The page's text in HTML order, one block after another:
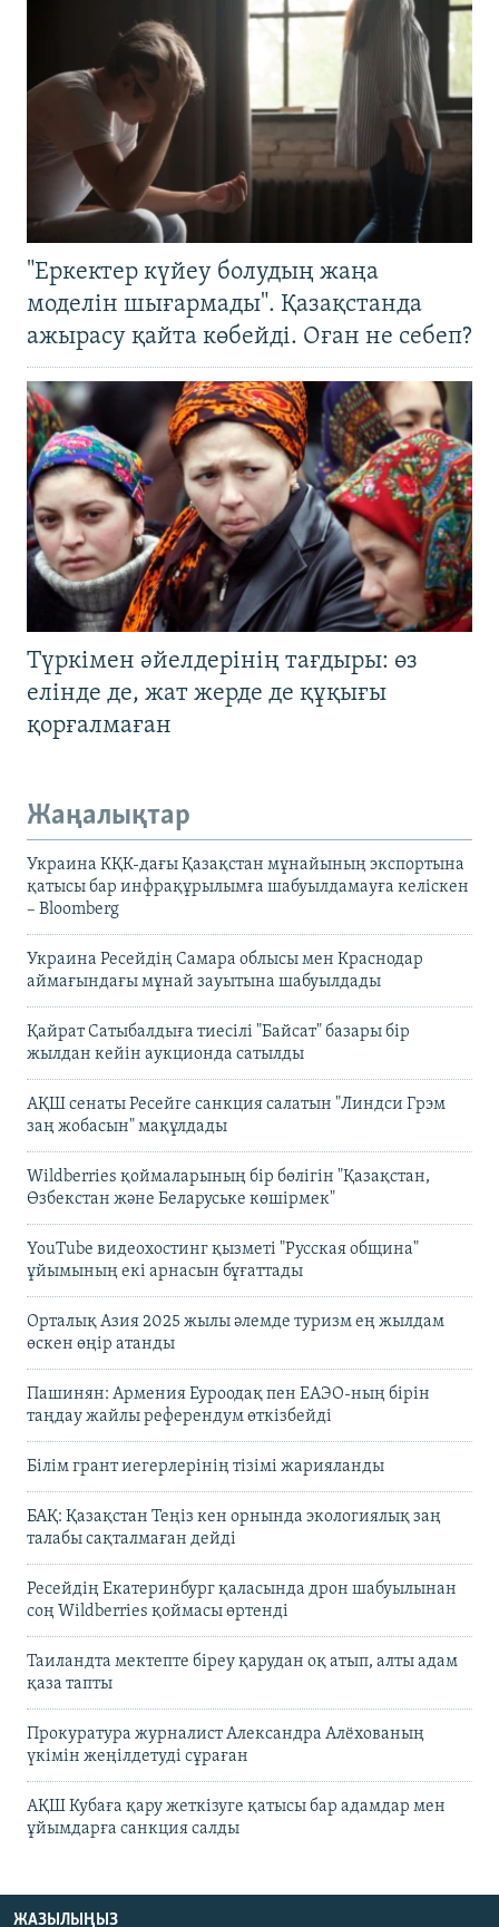
"Еркектер күйеу болудың жаңа
моделін шығармады". Қазақстанда
ажырасу қайта көбейді. Оған не себеп?
Түркімен әйелдерінің тағдыры: өз
елінде де, жат жерде де құқығы
қорғалмаған
Жаңалықтар
Украина КҚК-дағы Қазақстан мұнайының экспортына
қатысы бар инфрақұрылымға шабуылдамауға келіскен
– Bloomberg
Украина Ресейдің Самара облысы мен Краснодар
аймағындағы мұнай зауытына шабуылдады
Қайрат Сатыбалдыға тиесілі "Байсат" базары бір
жылдан кейін аукционда сатылды
АҚШ сенаты Ресейге санкция салатын "Линдси Грэм
заң жобасын" мақұлдады
Wildberries қоймаларының бір бөлігін "Қазақстан,
Өзбекстан және Беларуське көшірмек"
YouTube видеохостинг қызметі "Русская община"
ұйымының екі арнасын бұғаттады
Орталық Азия 2025 жылы әлемде туризм ең жылдам
өскен өңір атанды
Пашинян: Армения Еуроодақ пен ЕАЭО-ның бірін
таңдау жайлы референдум өткізбейді
Білім грант иегерлерінің тізімі жарияланды
БАҚ: Қазақстан Теңіз кен орнында экологиялық заң
талабы сақталмаған дейді
Ресейдің Екатеринбург қаласында дрон шабуылынан
соң Wildberries қоймасы өртенді
Таиландта мектепте біреу қарудан оқ атып, алты адам
қаза тапты
Прокуратура журналист Александра Алёхованың
үкімін жеңілдетуді сұраған
АҚШ Кубаға қару жеткізуге қатысы бар адамдар мен
ұйымдарға санкция салды
ЖАЗЫЛЫҢЫЗ